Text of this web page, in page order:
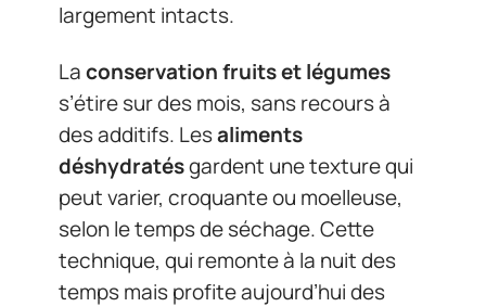
largement intacts.
Laconservation fruits et légumes
s’étire sur des mois, sans recours à
des additifs. Lesaliments
déshydratésgardent une texture qui
peut varier, croquante ou moelleuse,
selon le temps de séchage. Cette
technique, qui remonte à la nuit des
temps mais profite aujourd’hui des